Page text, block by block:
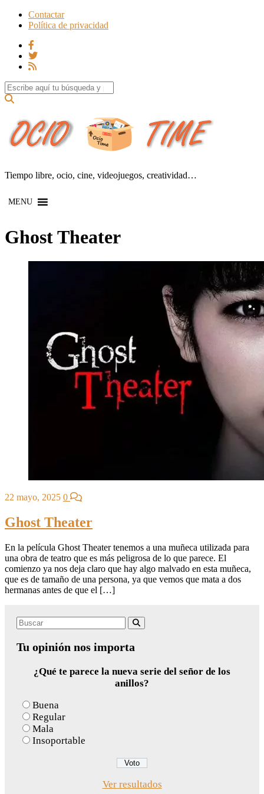
Contactar
Política de privacidad
Search for:
Tiempo libre, ocio, cine, videojuegos, creatividad…
MENU
Ghost Theater
22 mayo, 2025 0
Ghost Theater
En la película Ghost Theater tenemos a una muñeca utilizada para
una obra de teatro que es más peligrosa de lo que parece. El
comienzo ya nos deja claro que hay algo malvado en esta muñeca,
que es de tamaño de una persona, ya que vemos que mata a dos
hermanas antes de que el […]
Search
Tu opinión nos importa
¿Qué te parece la nueva serie del señor de los
anillos?
Buena
Regular
Mala
Insoportable
Ver resultados